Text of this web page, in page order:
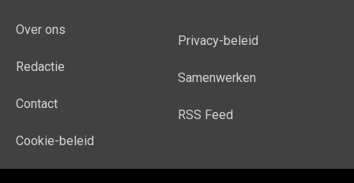
Over ons
Redactie
Contact
Cookie-beleid
Privacy-beleid
Samenwerken
RSS Feed